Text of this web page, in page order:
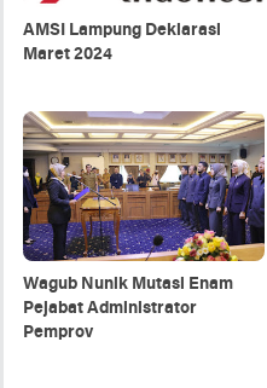
AMSI Lampung Deklarasi
Maret 2024
Wagub Nunik Mutasi Enam
Pejabat Administrator
Pemprov